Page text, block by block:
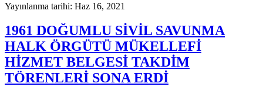
Yayınlanma tarihi: Haz 16, 2021
1961 DOĞUMLU SİVİL SAVUNMA
HALK ÖRGÜTÜ MÜKELLEFİ
HİZMET BELGESİ TAKDİM
TÖRENLERİ SONA ERDİ